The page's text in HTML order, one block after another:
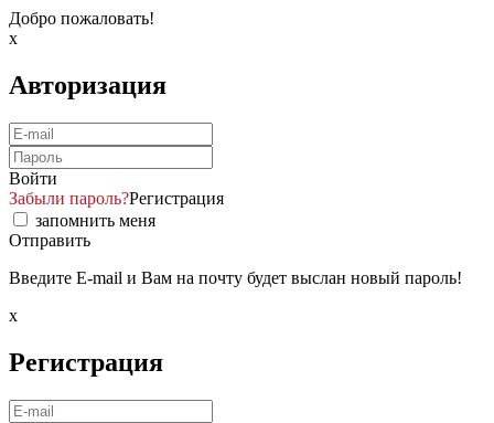
Добро пожаловать!
x
Авторизация
Войти
Забыли пароль?Регистрация
запомнить меня
Отправить
Введите E-mail и Вам на почту будет выслан новый пароль!
x
Регистрация